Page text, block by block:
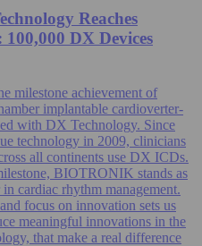
Reaches
DX Devices
milestone achievement of
implantable cardioverter-
with DX Technology. Since
technology in 2009, clinicians
all continents use DX ICDs.
BIOTRONIK stands as
cardiac rhythm management.
focus on innovation sets us
meaningful innovations in the
that make a real difference